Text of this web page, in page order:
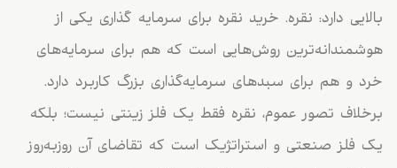
بالایی دارد: نقره. خرید نقره برای سرمایه گذاری یکی از
هوشمندانه‌ترین روش‌هایی است که هم برای سرمایه‌های
خرد و هم برای سبدهای سرمایه‌گذاری بزرگ کاربرد دارد.
برخلاف تصور عموم، نقره فقط یک فلز زینتی نیست؛ بلکه
یک فلز صنعتی و استراتژیک است که تقاضای آن روزبه‌روز